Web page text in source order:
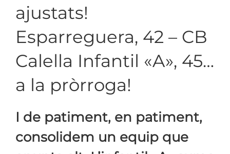
ajustats!
Esparreguera, 42 – CB
Calella Infantil «A», 45…
a la pròrroga!
I de patiment, en patiment,
consolidem un equip que